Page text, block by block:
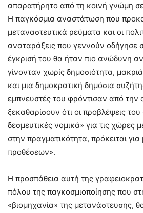
απαρατήρητο από τη κοινή γνώμη
Η παγκόσμια αναστάτωση που
μεταναστευτικά ρεύματα και οι
αναταράξεις που γεννούν οδήγησε
έγκρισή του θα ήταν πιο ανώδυνη αν
γίνονταν χωρίς δημοσιότητα,
και μια δημοκρατική δημόσια
εμπνευστές του φρόντισαν από την
ξεκαθαρίσουν ότι οι προβλέψεις του
δεσμευτικές νομικά» για τις χώρες
στην πραγματικότητα, πρόκειται
προθέσεων».
Η προσπάθεια αυτή της
πόλου της παγκοσμιοποίησης που
«βιομηχανία» της μετανάστευσης,